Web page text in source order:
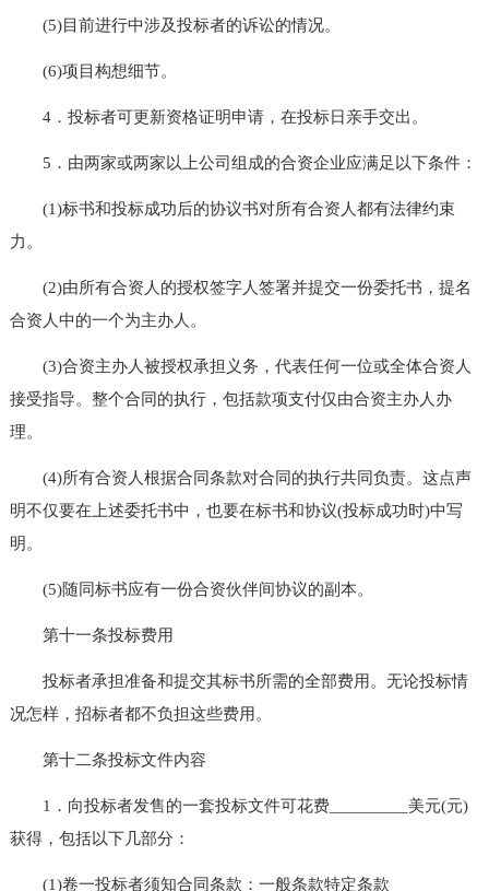
(5)目前进行中涉及投标者的诉讼的情况。
(6)项目构想细节。
4．投标者可更新资格证明申请，在投标日亲手交出。
5．由两家或两家以上公司组成的合资企业应满足以下条件：
(1)标书和投标成功后的协议书对所有合资人都有法律约束
力。
(2)由所有合资人的授权签字人签署并提交一份委托书，提名
合资人中的一个为主办人。
(3)合资主办人被授权承担义务，代表任何一位或全体合资人
接受指导。整个合同的执行，包括款项支付仅由合资主办人办
理。
(4)所有合资人根据合同条款对合同的执行共同负责。这点声
明不仅要在上述委托书中，也要在标书和协议(投标成功时)中写
明。
(5)随同标书应有一份合资伙伴间协议的副本。
第十一条投标费用
投标者承担准备和提交其标书所需的全部费用。无论投标情
况怎样，招标者都不负担这些费用。
第十二条投标文件内容
1．向投标者发售的一套投标文件可花费_________美元(元)
获得，包括以下几部分：
(1)卷一投标者须知合同条款：一般条款特定条款